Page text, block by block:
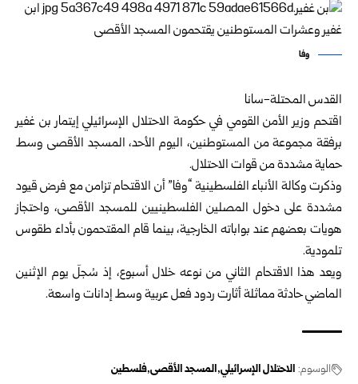
وفا
القدس المحتلة-سانا
اقتحم وزير الأمن القومي في حكومة الاحتلال الإسرائيلي إيتمار بن غفير
برفقة مجموعة من المستوطنين، اليوم الأحد، المسجد الأقصى وسط
حماية مشددة من قوات الاحتلال.
وذكرت وكالة الأنباء الفلسطينية “وفا” أن الاقتحام تزامن مع فرض قيود
مشددة على دخول المصلين الفلسطينيين للمسجد الأقصى، واحتجاز
هويات بعضهم عند بواباته الخارجية، بينما قام المقتحمون بأداء طقوس
تلمودية.
ويعد هذا الاقتحام الثاني من نوعه خلال أسبوع، إذ سُجلَ يوم الإثنين
الماضي حادثة مماثلة أثارت ردود فعل عربية وسط إدانات واسعة.
الوسوم: الاحتلال الإسرائيلي المسجد الأقصى فلسطين